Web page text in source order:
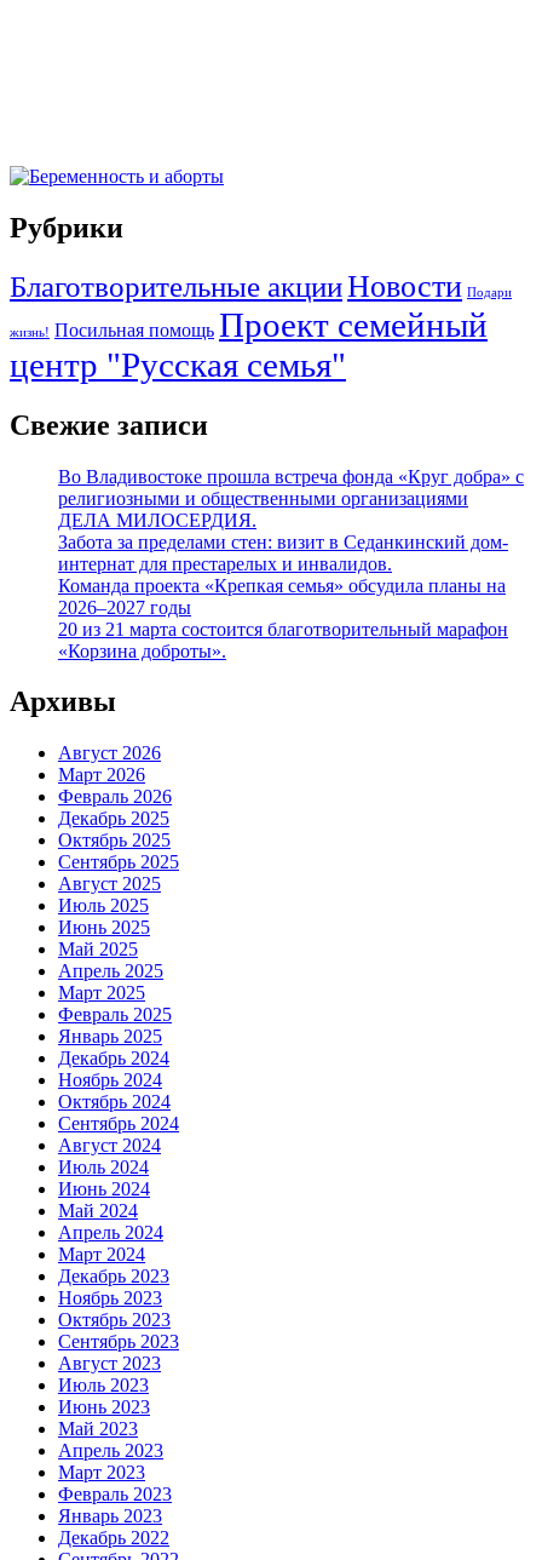
Рубрики
Благотворительные акцииНовости Подари
жизнь! Посильная помощь Проект семейный
центр "Русская семья"
Свежие записи
Во Владивостоке прошла встреча фонда «Круг добра» с
религиозными и общественными организациями
ДЕЛА МИЛОСЕРДИЯ.
Забота за пределами стен: визит в Седанкинский дом-
интернат для престарелых и инвалидов.
Команда проекта «Крепкая семья» обсудила планы на
2026–2027 годы
20 из 21 марта состоится благотворительный марафон
«Корзина доброты».
Архивы
Август 2026
Март 2026
Февраль 2026
Декабрь 2025
Октябрь 2025
Сентябрь 2025
Август 2025
Июль 2025
Июнь 2025
Май 2025
Апрель 2025
Март 2025
Февраль 2025
Январь 2025
Декабрь 2024
Ноябрь 2024
Октябрь 2024
Сентябрь 2024
Август 2024
Июль 2024
Июнь 2024
Май 2024
Апрель 2024
Март 2024
Декабрь 2023
Ноябрь 2023
Октябрь 2023
Сентябрь 2023
Август 2023
Июль 2023
Июнь 2023
Май 2023
Апрель 2023
Март 2023
Февраль 2023
Январь 2023
Декабрь 2022